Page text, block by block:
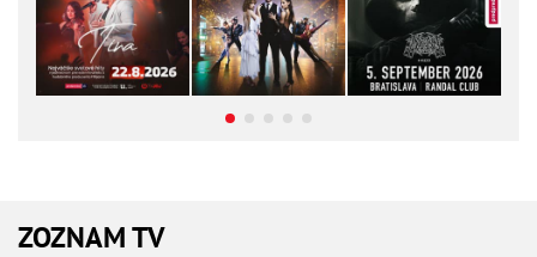
ZOZNAM TV